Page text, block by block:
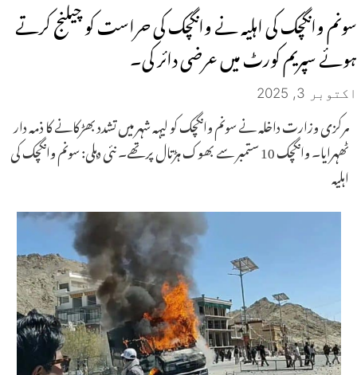
سونم وانگچک کی اہلیہ نے وانگچک کی حراست کو چیلنج کرتے
ہوئے سپریم کورٹ میں عرضی دائر کی۔
اکتوبر 3, 2025
مرکزی وزارت داخلہ نے سونم وانگچک کو لیہہ شہر میں تشدد بھڑکانے کا ذمہ دار
ٹھہرایا۔ وانگچک 10 ستمبر سے بھوک ہڑتال پر تھے۔ نئی دہلی: سونم وانگچک کی
اہلیہ